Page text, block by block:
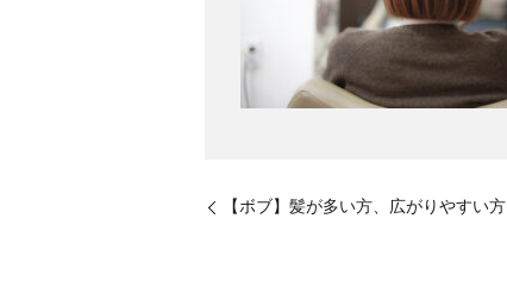
【ボブ】髪が多い方、広がりやすい方